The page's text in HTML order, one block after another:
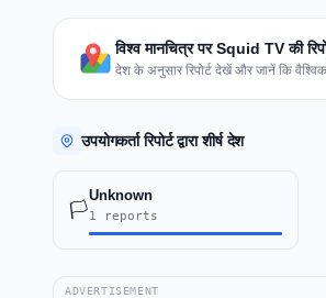
विश्व मानचित्र पर Squid TV की
देश के अनुसार रिपोर्ट देखें और जानें कि
उपयोगकर्ता रिपोर्ट द्वारा शीर्ष देश
🏳️
Unknown
1 reports
ADVERTISEMENT